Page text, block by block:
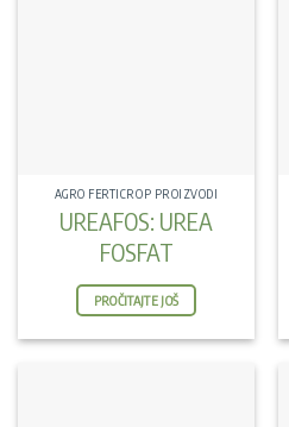
AGRO FERTICROP PROIZVODI
UREAFOS: UREA
FOSFAT
PROČITAJTE JOŠ